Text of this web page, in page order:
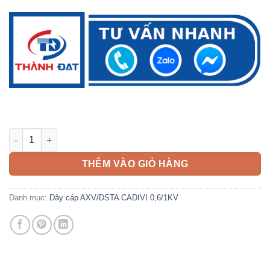
Cáp AXV/DSTA 3x35 + 1x16mm2 CADIVI 0,6/1KV 3 pha 4 lõi số
THÊM VÀO GIỎ HÀNG
Danh mục: Dây cáp AXV/DSTA CADIVI 0,6/1KV